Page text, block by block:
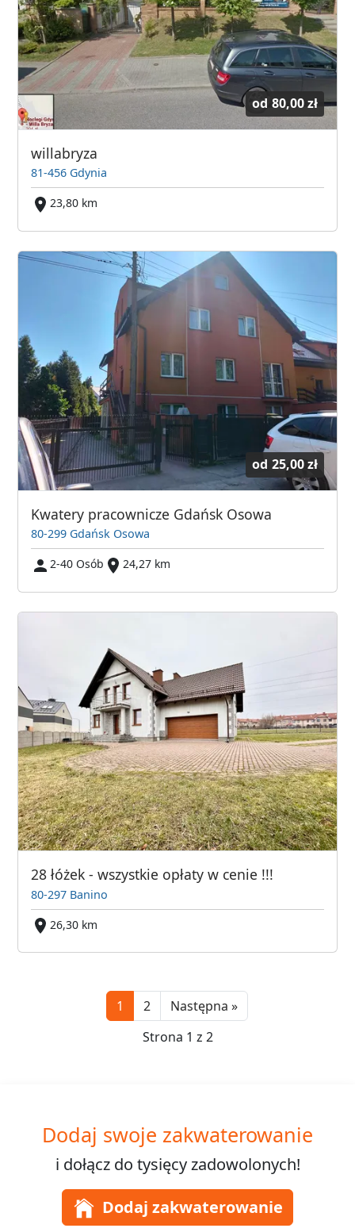
od 80,00 zł
willabryza
81-456 Gdynia
23,80 km
od 25,00 zł
Kwatery pracownicze Gdańsk Osowa
80-299 Gdańsk Osowa
2-40 Osób
24,27 km
28 łóżek - wszystkie opłaty w cenie !!!
80-297 Banino
26,30 km
1 2 Następna »Next
Strona 1 z 2
Dodaj swoje zakwaterowanie
i dołącz do tysięcyzadowolonych!
Dodaj zakwaterowanie